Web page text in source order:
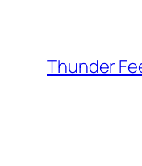
Thunder